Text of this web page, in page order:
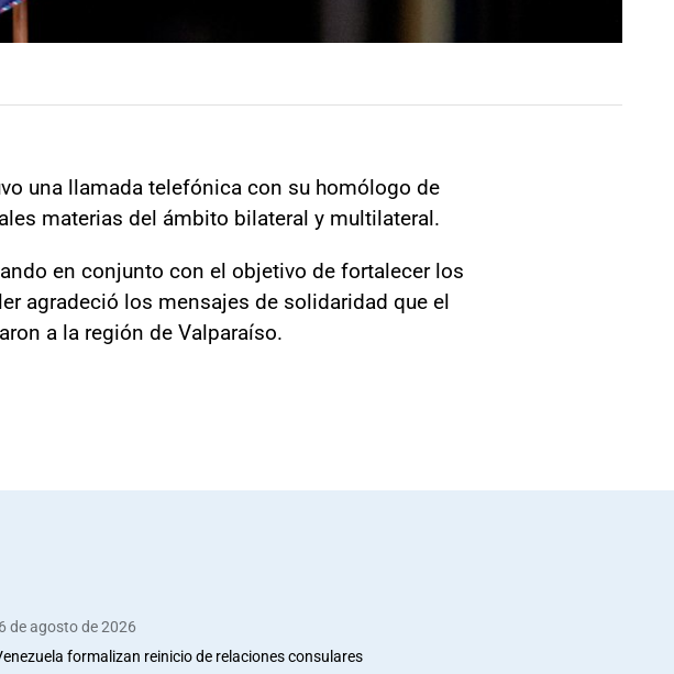
una llamada telefónica con su homólogo de
materias del ámbito bilateral y multilateral.
en conjunto con el objetivo de fortalecer los
agradeció los mensajes de solidaridad que el
a la región de Valparaíso.
de agosto de 2026
formalizan reinicio de relaciones consulares